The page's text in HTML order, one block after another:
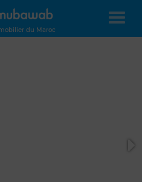
du Maroc